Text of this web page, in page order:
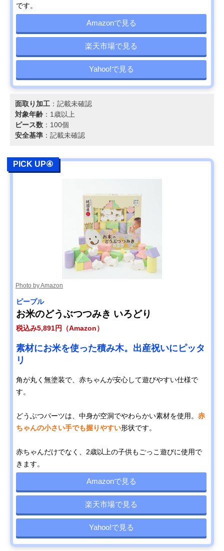
です。
Amazonで見る
楽天市場で見る
Yahoo!で見る
面取り加工 ：記載未確認
対象年齢 ：1歳以上
ピース数 ：100個
安全基準 ：記載未確認
PICK UP④
Photo by Amazon
ピープル
お米のどうぶつつみき いろどり
税込み5,891円（Amazon）
素材にお米を使った積み木。出産祝いにピッタ
リ
角が丸く無塗装で、赤ちゃんが安心して遊びやすい仕様で
す。
どうぶつパーツは、中身が空洞でやわらかい素材を使用。 赤
ちゃんの小さい手でも握りやすい形状です。
赤ちゃんだけでなく、2歳以上の子供もごっこ遊びに使用で
きます。
Amazonで見る
楽天市場で見る
Yahoo!で見る